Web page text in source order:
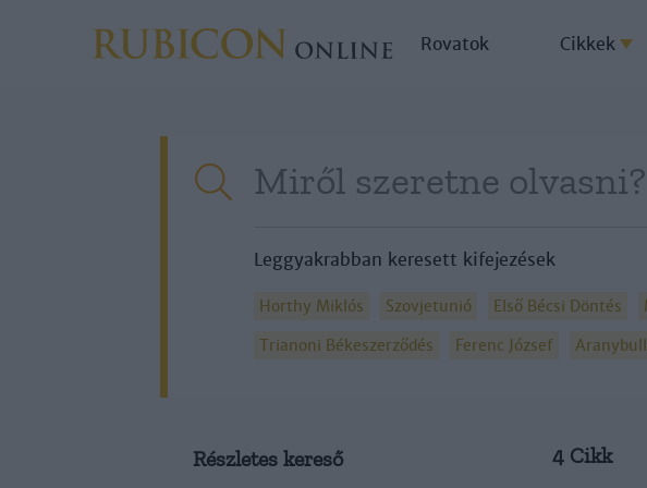
Rovatok Cikkek
Leggyakrabban keresett kifejezések
Horthy Miklós Szovjetunió Első Bécsi Döntés
Trianoni Békeszerződés
Ferenc József
Részletes kereső 4 Cikk